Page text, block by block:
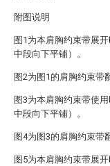
附图说明
图1为本肩胸约束带展
中段向下平铺）。
图2为图1的肩胸约束带
图3为本肩胸约束带使
中段向下平铺）。
图4为图3的肩胸约束带
图5为本肩胸约束带展